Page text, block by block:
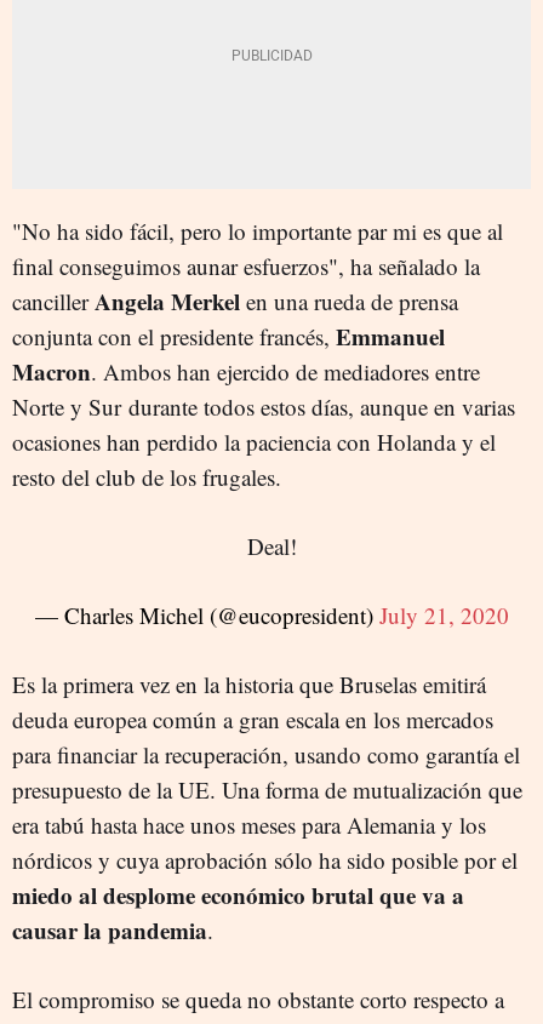
"No ha sido fácil, pero lo importante par mi es que al
final conseguimos aunar esfuerzos", ha señalado la
cancillerAngela Merkel en una rueda de prensa
conjunta con el presidente francés, Emmanuel
Macron. Ambos han ejercido de mediadores entre
Norte y Sur durante todos estos días, aunque en varias
ocasiones han perdido la paciencia con Holanda y el
resto del club de los frugales.
Deal!
— Charles Michel (@eucopresident) July 21, 2020
Es la primera vez en la historia que Bruselas emitirá
deuda europea común a gran escala en los mercados
para financiar la recuperación, usando como garantía el
presupuesto de la UE. Una forma de mutualización que
era tabú hasta hace unos meses para Alemania y los
nórdicos y cuya aprobación sólo ha sido posible por el
miedo al desplome económico brutal que va a
causar la pandemia.
El compromiso se queda no obstante corto respecto a